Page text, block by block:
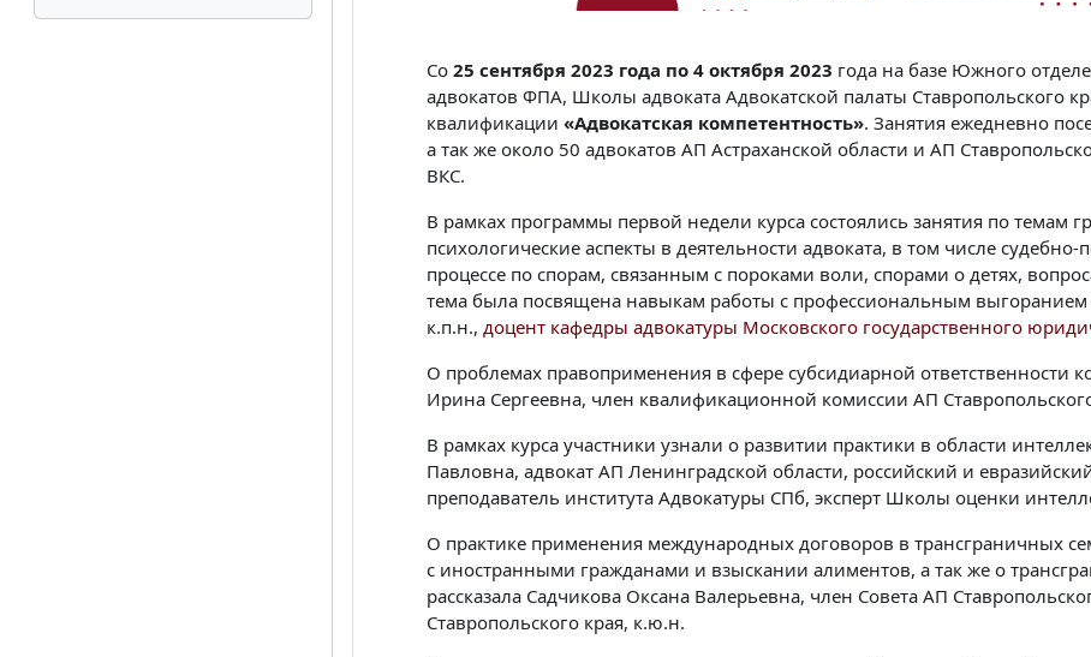
Со 25 сентября 2023 года по 4 октября 2023 года на базе Южного
адвокатов ФПА, Школы адвоката Адвокатской палаты Ставропольского
квалификации «Адвокатская компетентность». Занятия ежедневно
а так же около 50 адвокатов АП Астраханской области и АП
ВКС.
В рамках программы первой недели курса состоялись занятия по темам
психологические аспекты в деятельности адвоката, в том числе судебно-
процессе по спорам, связанным с пороками воли, спорами о детях,
тема была посвящена навыкам работы с профессиональным выгоранием
к.п.н., доцент кафедры адвокатуры Московского государственного
О проблемах правоприменения в сфере субсидиарной ответственности
Ирина Сергеевна, член квалификационной комиссии АП
В рамках курса участники узнали о развитии практики в области
Павловна, адвокат АП Ленинградской области, российский и
преподаватель института Адвокатуры СПб, эксперт Школы оценки
О практике применения международных договоров в трансграничных
с иностранными гражданами и взыскании алиментов, а так же о
рассказала Садчикова Оксана Валерьевна, член Совета АП
Ставропольского края, к.ю.н.